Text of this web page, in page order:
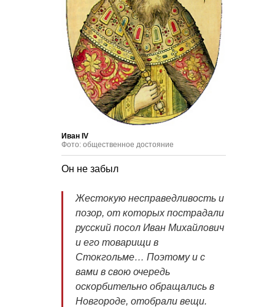
Иван IV
Фото: общественное достояние
Он не забыл
Жестокую несправедливость и
позор, от которых пострадали
русский посол Иван Михайлович
и его товарищи в
Стокгольме… Поэтому и с
вами в свою очередь
оскорбительно обращались в
Новгороде, отобрали вещи.